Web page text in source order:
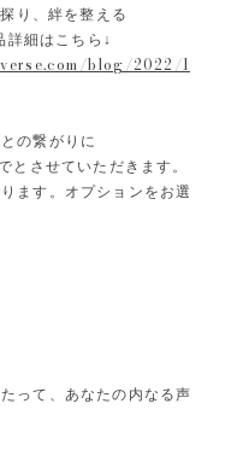
り、絆を整える
詳細はこちら↓
blog/2022/1
の繋がりに
させていただきます。
ます。オプションをお選
って、あなたの内なる声